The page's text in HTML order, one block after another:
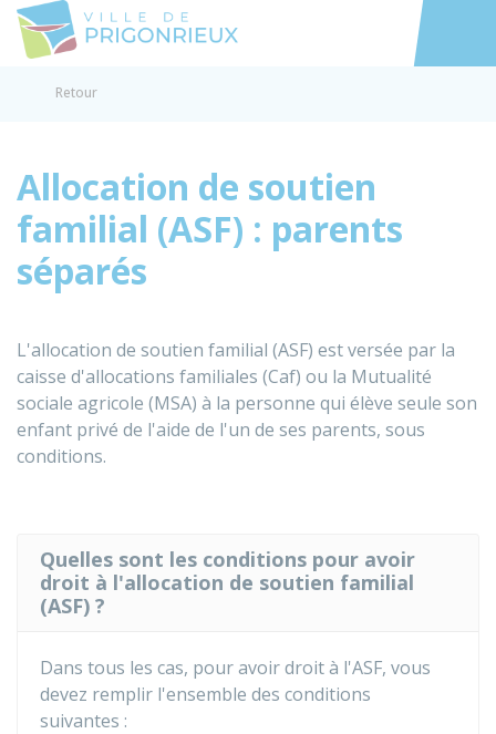
Accéder
Retour
Allocation de soutien
familial (ASF) : parents
séparés
L'allocation de soutien familial (ASF) est versée par la
caisse d'allocations familiales (Caf) ou la Mutualité
sociale agricole (MSA) à la personne qui élève seule son
enfant privé de l'aide de l'un de ses parents, sous
conditions.
Quelles sont les conditions pour avoir
droit à l'allocation de soutien familial
(ASF) ?
Dans tous les cas, pour avoir droit à l'ASF, vous
devez remplir l'ensemble des conditions
suivantes :